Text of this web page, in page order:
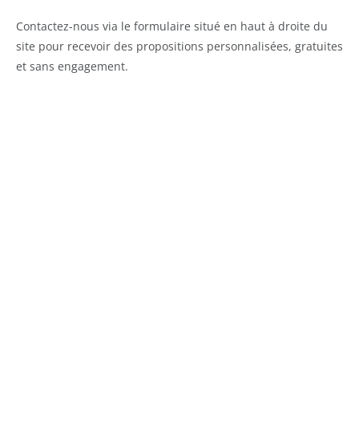
Contactez-nous via le formulaire situé en haut à droite du
site pour recevoir des propositions personnalisées, gratuites
et sans engagement.